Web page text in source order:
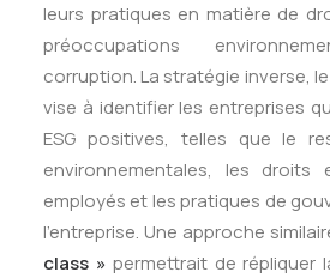
leurs pratiques en matière de
préoccupations
corruption. La stratégie inverse, le
vise à identifier les entreprises
ESG positives, telles que le
environnementales, les
employés et les pratiques de
l’entreprise. Une approche
class »permettrait de répliquer